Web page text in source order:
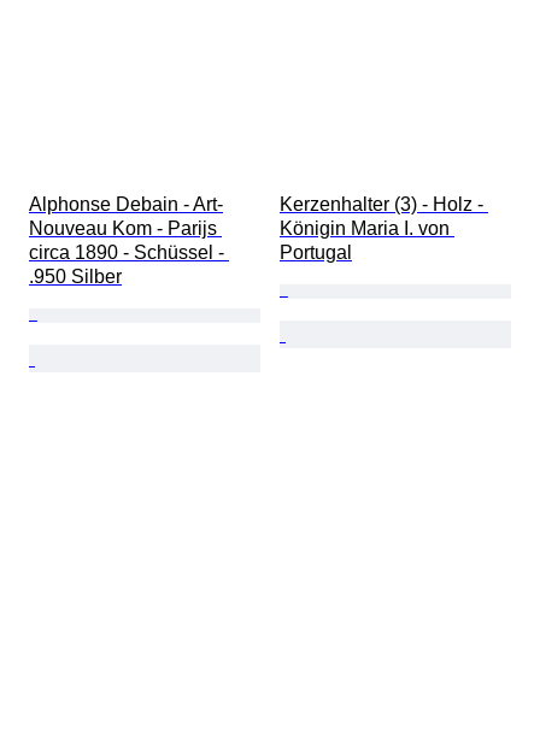
Alphonse Debain - Art-
Nouveau Kom - Parijs
circa 1890 - Schüssel -
.950 Silber
Kerzenhalter (3) - Holz -
Königin Maria I. von
Portugal